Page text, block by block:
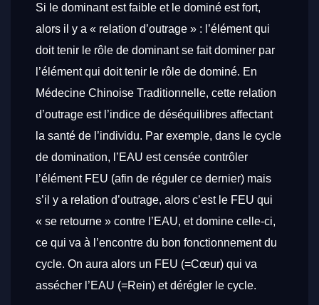
Si le dominant est faible et le dominé est fort,
alors il y a « relation d’outrage » : l’élément qui
doit tenir le rôle de dominant se fait dominer par
l’élément qui doit tenir le rôle de dominé. En
Médecine Chinoise Traditionnelle, cette relation
d’outrage est l’indice de déséquilibres affectant
la santé de l’individu. Par exemple, dans le cycle
de domination, l’EAU est censée contrôler
l’élément FEU (afin de réguler ce dernier) mais
s’il y a relation d’outrage, alors c’est le FEU qui
« se retourne » contre l’EAU, et domine celle-ci,
ce qui va à l’encontre du bon fonctionnement du
cycle. On aura alors un FEU (=Cœur) qui va
assécher l’EAU (=Rein) et dérégler le cycle.